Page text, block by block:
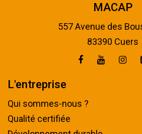
MACAP
557 Avenue des
83390 Cuers
L'entreprise
Qui sommes-nous ?
Qualité certifiée